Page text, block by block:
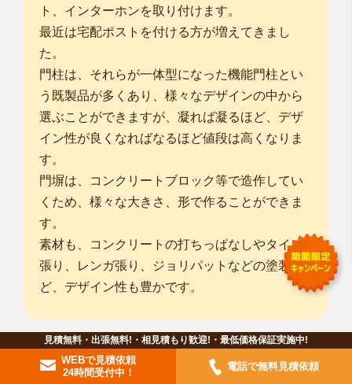
ト、インターホンを取り付けます。
最近は宅配ポストを付ける方が増えてきまし
た。
門柱は、それらが一体型になった機能門柱とい
う既製品が多くあり、様々なデザインの中から
選ぶことができますが、凝れば凝るほど、デザ
イン性が良くなればなるほど値段は高くなりま
す。
門塀は、コンクリートブロック等で造作してい
くため、様々な大きさ、形で作ることができま
す。
素材も、コンクリートの打ちっぱなしやタイル
張り、レンガ張り、ジョリパットなどの塗装な
ど、デザイン性も豊かです。
フェンス・目隠しフェンス
見積無料・出張無料!・相見積もり歓迎!・最低価格保証実施中!
WEBで見積依頼
24時間受付中！
電話で無料見積依頼